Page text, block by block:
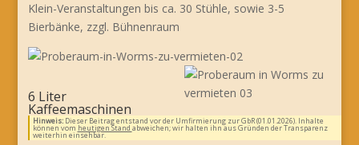
Klein-Veranstaltungen bis ca. 30 Stühle, sowie 3-5
Bierbänke, zzgl. Bühnenraum
6 Liter
Kaffeemaschinen
Hinweis:Dieser Beitrag entstand vor der Umfirmierung zur GbR (01.01.2026). Inhalte
können vom heutigen Stand abweichen; wir halten ihn aus Gründen der Transparenz
weiterhin einsehbar.